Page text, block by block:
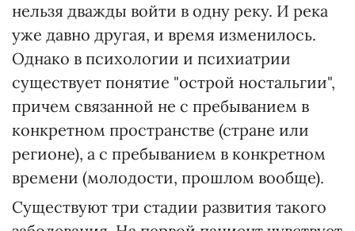
нельзя дважды войти в одну реку. И река
уже давно другая, и время изменилось.
Однако в психологии и психиатрии
существует понятие "острой ностальгии",
причем связанной не с пребыванием в
конкретном пространстве (стране или
регионе), а с пребыванием в конкретном
времени (молодости, прошлом вообще).
Существуют три стадии развития такого